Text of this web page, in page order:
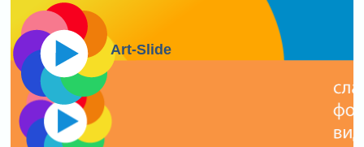
Art-Slide